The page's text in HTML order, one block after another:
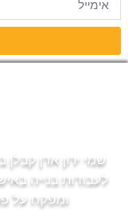
שמי ירון אדן קבלן
לעבודות בנייה
ומפקח על